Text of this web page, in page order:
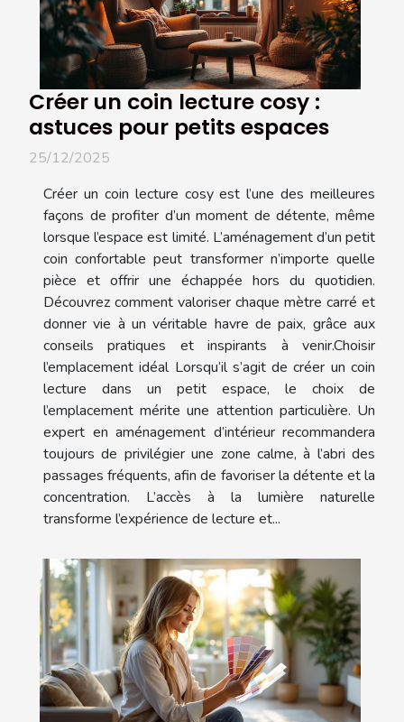
Créer un coin lecture cosy :
astuces pour petits espaces
25/12/2025
Créer un coin lecture cosy est l’une des meilleures
façons de profiter d’un moment de détente, même
lorsque l’espace est limité. L’aménagement d’un petit
coin confortable peut transformer n’importe quelle
pièce et offrir une échappée hors du quotidien.
Découvrez comment valoriser chaque mètre carré et
donner vie à un véritable havre de paix, grâce aux
conseils pratiques et inspirants à venir.Choisir
l’emplacement idéal Lorsqu’il s’agit de créer un coin
lecture dans un petit espace, le choix de
l’emplacement mérite une attention particulière. Un
expert en aménagement d’intérieur recommandera
toujours de privilégier une zone calme, à l’abri des
passages fréquents, afin de favoriser la détente et la
concentration. L’accès à la lumière naturelle
transforme l’expérience de lecture et...